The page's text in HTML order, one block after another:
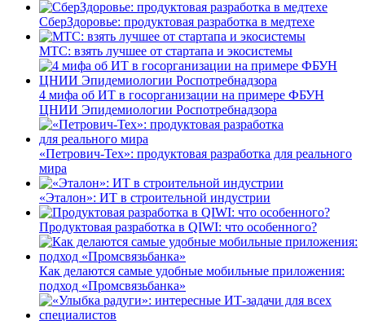
СберЗдоровье: продуктовая разработка в медтехе
МТС: взять лучшее от стартапа и экосистемы
4 мифа об ИТ в госорганизации на примере ФБУН
ЦНИИ Эпидемиологии Роспотребнадзора
«Петрович-Тех»: продуктовая разработка для реального
мира
«Эталон»: ИТ в строительной индустрии
Продуктовая разработка в QIWI: что особенного?
Как делаются самые удобные мобильные приложения:
подход «Промсвязьбанка»